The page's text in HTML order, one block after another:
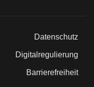
Datenschutz
Digitalregulierung
Barrierefreiheit